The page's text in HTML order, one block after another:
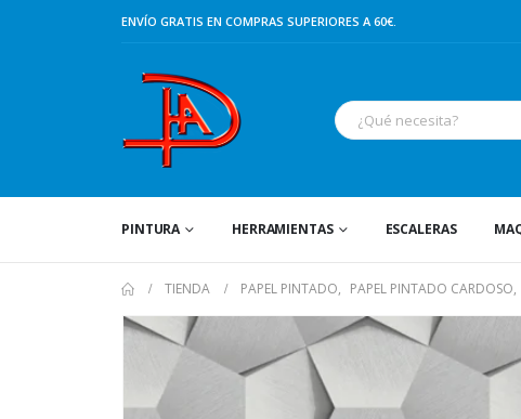
ENVÍO GRATIS EN COMPRAS SUPERIORES A 60€.
PINTURA HERRAMIENTAS ESCALERAS
TIENDA PAPEL PINTADO, PAPEL PINTADO CARDOSO,